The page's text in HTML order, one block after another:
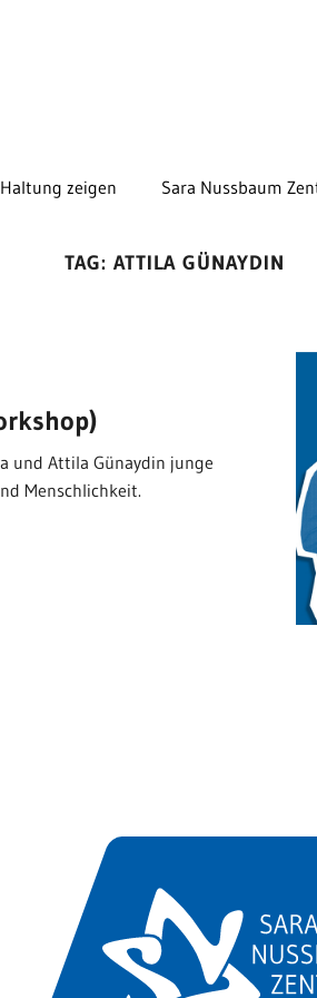
Haltung zeigen Sara Nussbaum
TAG: ATTILA GÜNAYDIN
und Attila Günaydin junge
Menschlichkeit.